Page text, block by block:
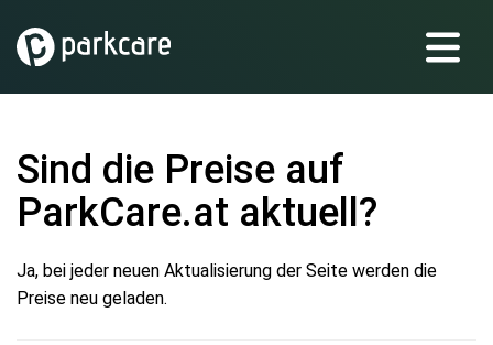
Sind die Preise auf
ParkCare.at aktuell?
Ja, bei jeder neuen Aktualisierung der Seite werden die
Preise neu geladen.